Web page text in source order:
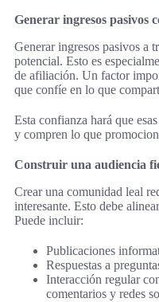
Generar ingresos pasivos
Generar ingresos pasivos a
potencial. Esto es
de afiliación. Un factor
que confíe en lo que
Esta confianza hará que
y compren lo que
Construir una audiencia
Crear una comunidad leal
interesante. Esto debe
Puede incluir:
Publicaciones
Respuestas a
Interacción regular
comentarios y redes